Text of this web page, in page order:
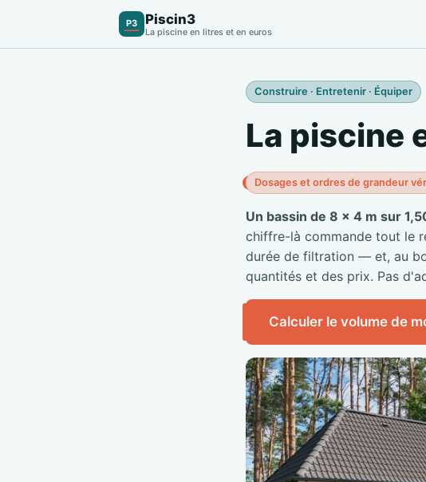
P3 Piscin3
La piscine en litres et en euros
Construire · Entretenir · Équiper
La piscine
Dosages et ordres de grandeur
Un bassin de 8 × 4 m sur
chiffre-là commande tout le
durée de filtration — et, au
quantités et des prix. Pas
Calculer le volume de